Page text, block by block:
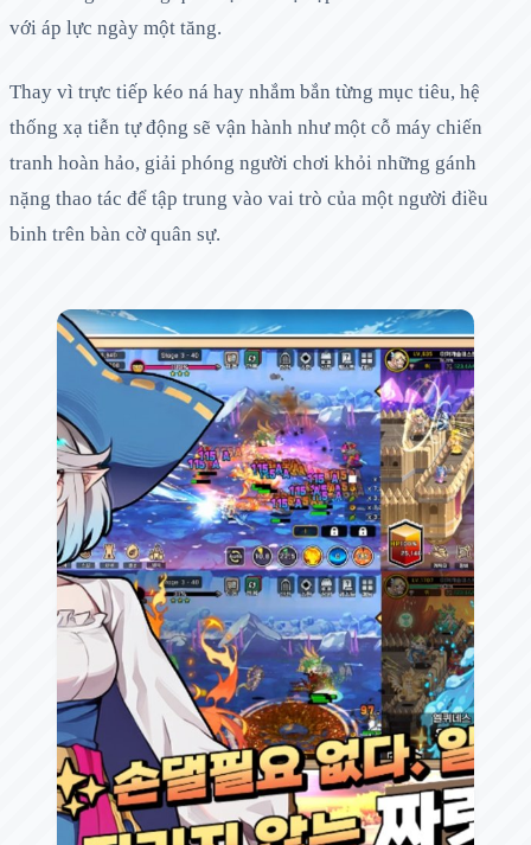
với áp lực ngày một tăng.
Thay vì trực tiếp kéo ná hay nhắm bắn từng mục tiêu, hệ
thống xạ tiễn tự động sẽ vận hành như một cỗ máy chiến
tranh hoàn hảo, giải phóng người chơi khỏi những gánh
nặng thao tác để tập trung vào vai trò của một người điều
binh trên bàn cờ quân sự.